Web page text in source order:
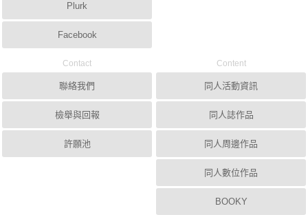
Plurk
Facebook
Contact
聯絡我們
檢舉與回報
許願池
Content
同人活動資訊
同人誌作品
同人周邊作品
同人數位作品
BOOKY